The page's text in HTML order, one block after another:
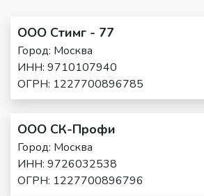
ООО Стимг - 77
Город: Москва
ИНН: 9710107940
ОГРН: 1227700896785
ООО СК-Профи
Город: Москва
ИНН: 9726032538
ОГРН: 1227700896796